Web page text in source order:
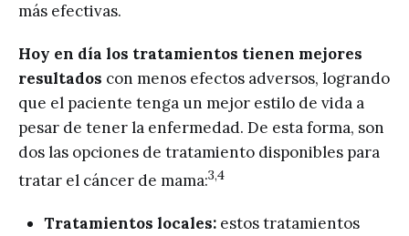
más efectivas.
Hoy en día los tratamientos tienen mejores
resultados con menos efectos adversos, logrando
que el paciente tenga un mejor estilo de vida a
pesar de tener la enfermedad. De esta forma, son
dos las opciones de tratamiento disponibles para
tratar el cáncer de mama:3,4
Tratamientos locales: estos tratamientos